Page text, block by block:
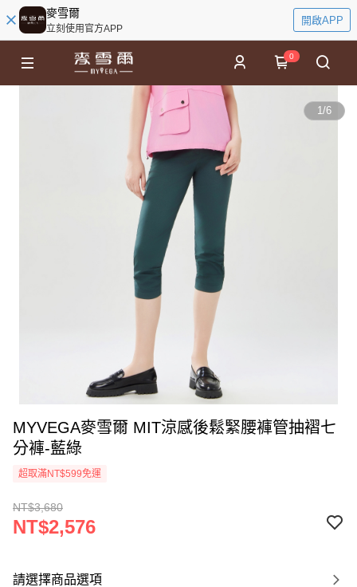
麥雪爾
立刻使用官方APP
開啟APP
0
1/6
MYVEGA麥雪爾 MIT涼感後鬆緊腰褲管抽褶七
分褲-藍綠
超取滿NT$599免運
NT$3,680
NT$2,576
請選擇商品選項